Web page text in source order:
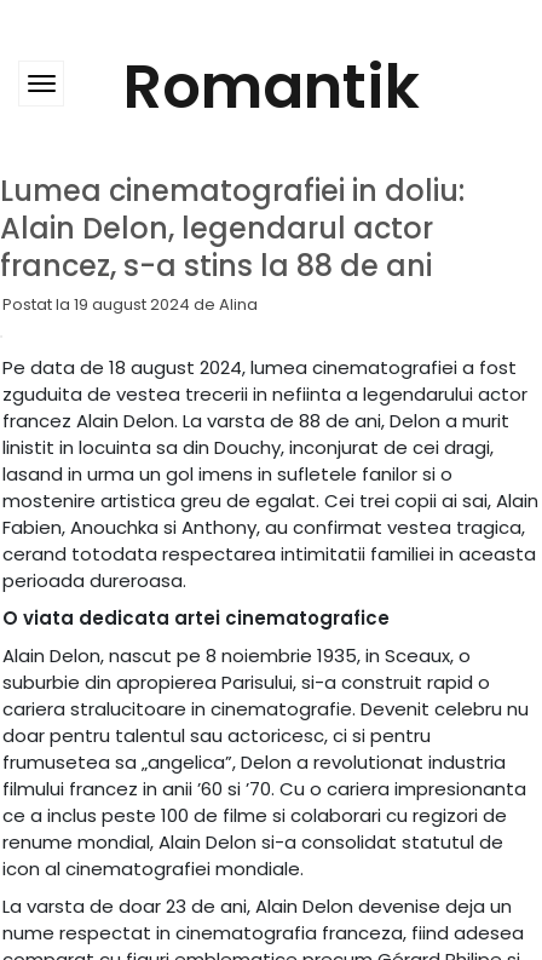
Romantik
Lumea cinematografiei in doliu:
Alain Delon, legendarul actor
francez, s-a stins la 88 de ani
Postat la 19 august 2024 de Alina
Pe data de 18 august 2024, lumea cinematografiei a fost
zguduita de vestea trecerii in nefiinta a legendarului actor
francez Alain Delon. La varsta de 88 de ani, Delon a murit
linistit in locuinta sa din Douchy, inconjurat de cei dragi,
lasand in urma un gol imens in sufletele fanilor si o
mostenire artistica greu de egalat. Cei trei copii ai sai, Alain
Fabien, Anouchka si Anthony, au confirmat vestea tragica,
cerand totodata respectarea intimitatii familiei in aceasta
perioada dureroasa.
O viata dedicata artei cinematografice
Alain Delon, nascut pe 8 noiembrie 1935, in Sceaux, o
suburbie din apropierea Parisului, si-a construit rapid o
cariera stralucitoare in cinematografie. Devenit celebru nu
doar pentru talentul sau actoricesc, ci si pentru
frumusetea sa „angelica”, Delon a revolutionat industria
filmului francez in anii ’60 si ’70. Cu o cariera impresionanta
ce a inclus peste 100 de filme si colaborari cu regizori de
renume mondial, Alain Delon si-a consolidat statutul de
icon al cinematografiei mondiale.
La varsta de doar 23 de ani, Alain Delon devenise deja un
nume respectat in cinematografia franceza, fiind adesea